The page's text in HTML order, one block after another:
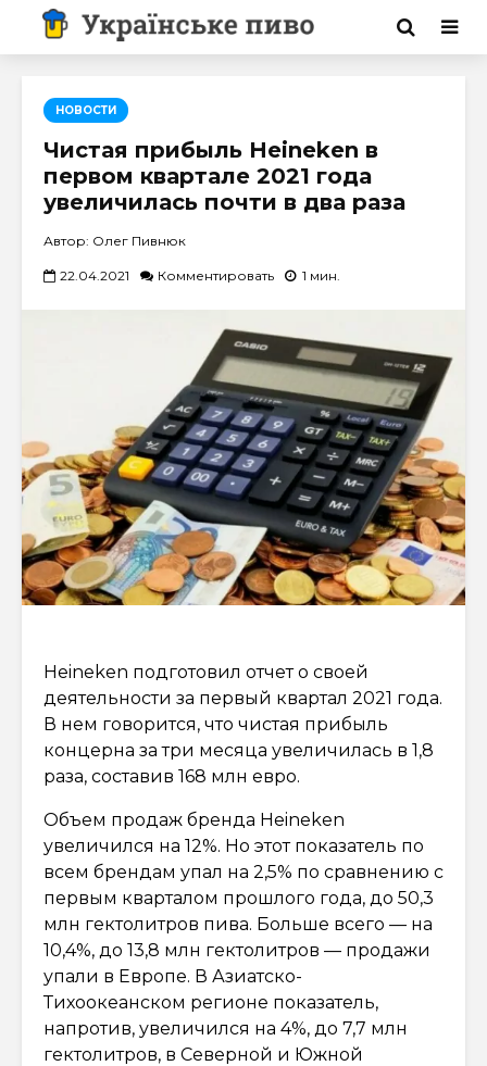
НОВОСТИ
Чистая прибыль Heineken в
первом квартале 2021 года
увеличилась почти в два раза
Автор: Олег Пивнюк
22.04.2021 Комментировать 1 мин.
Heineken подготовил отчет о своей
деятельности за первый квартал 2021 года.
В нем говорится, что чистая прибыль
концерна за три месяца увеличилась в 1,8
раза, составив 168 млн евро.
Объем продаж бренда Heineken
увеличился на 12%. Но этот показатель по
всем брендам упал на 2,5% по сравнению с
первым кварталом прошлого года, до 50,3
млн гектолитров пива. Больше всего — на
10,4%, до 13,8 млн гектолитров — продажи
упали в Европе. В Азиатско-
Тихоокеанском регионе показатель,
напротив, увеличился на 4%, до 7,7 млн
гектолитров, в Северной и Южной